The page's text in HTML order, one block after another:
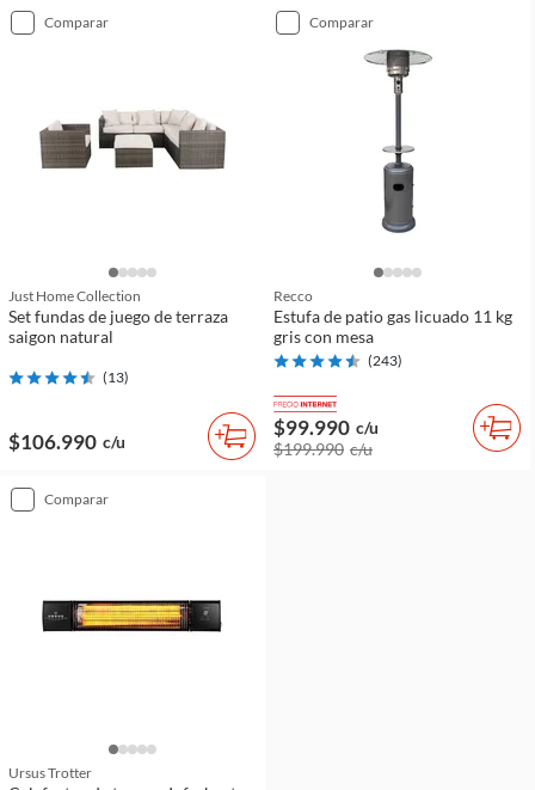
comparar
Just Home Collection
Set fundas de juego de terraza
saigon natural
(13)
$106.990 c/u
comparar
Recco
Estufa de patio gas licuado 11 kg
gris con mesa
(243)
$99.990 c/u
$199.990 c/u
comparar
Ursus Trotter